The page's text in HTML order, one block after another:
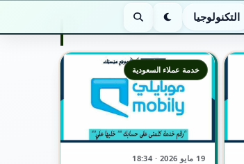
التكنولوجيا الوضع الليلي
بحث
19 مايو 2026 · 18:34
خدمة عملاء السعودية